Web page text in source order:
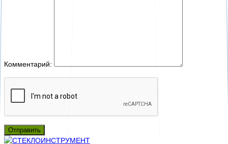
Комментарий:
Отправить